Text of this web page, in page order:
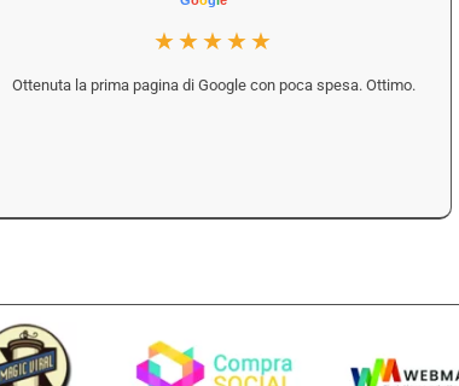
★★★★★
Ottenuta la prima pagina di Google con poca spesa. Ottimo.